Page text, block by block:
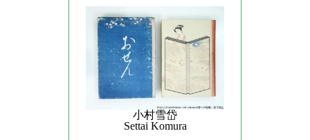
小村雪岱
Settai Komura